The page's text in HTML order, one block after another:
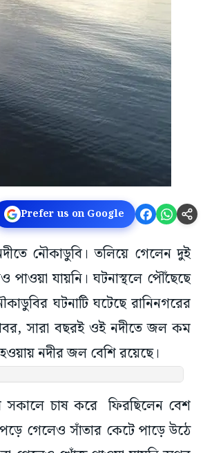
Prefer us on Google
নৌকাডুবি। তলিয়ে গেলেন দুই
যায়নি। ঘটনাস্থলে পৌঁছেছে
ঘটনাটি ঘটেছে রানিনগরের
খবর, সারা বছরই ওই নদীতে জল কম
নদীর জল বেশি রয়েছে।
চাষ করে ফিরছিলেন বেশ
গেলেও সাঁতার কেটে পাড়ে উঠে